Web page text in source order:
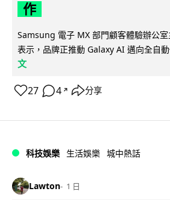
作
Samsung 電子 MX 部門顧客體驗辦公
表示，品牌正推動 Galaxy AI 邁向全自
文
27 4 ↗ 分享
科技娛樂 生活娛樂 城中熱話
Lawton 1 日